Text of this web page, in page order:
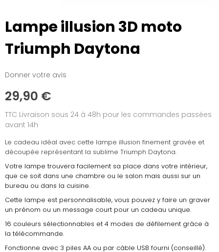
Lampe illusion 3D moto
Triumph Daytona
Donner votre avis
29,90 €
TTC Livraison sous 24 à 48h pour les commandes passées
avant 14h
Le cadeau idéal avec cette lampe illusion finement gravée et
découpée représentant la sublime Triumph Daytona.
Votre lampe trouvera facilement sa place dans votre intérieur,
que ce soit dans une chambre ou le salon mais aussi sur un
bureau ou dans la cuisine.
Cette lampe est personnalisable, vous pouvez y faire un graver
un prénom ou un message court pour un cadeau unique.
16 couleurs sélectionnables et 4 modes de défilement grâce à
la télécommande.
Fonctionne avec 3 piles AA ou par câble USB fourni (conseillé).